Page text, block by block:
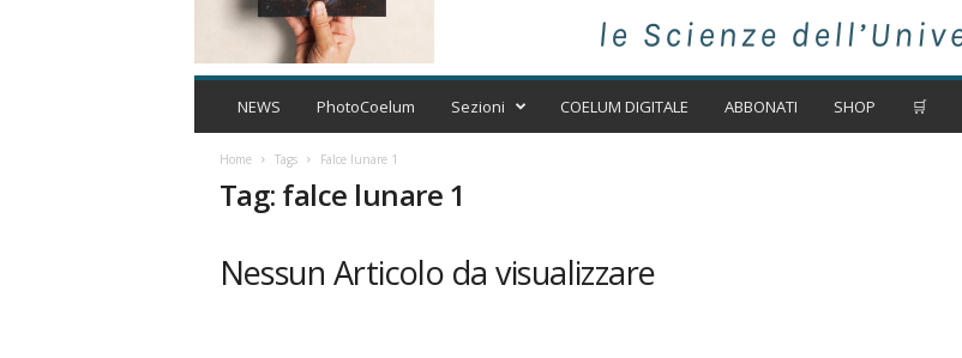
C
m
t
NEWS PhotoCoelum Sezioni COELUM DIGITALE ABBONATI SHOP 🛒
Home Tags Falce lunare 1
Tag: falce lunare 1
Nessun Articolo da visualizzare